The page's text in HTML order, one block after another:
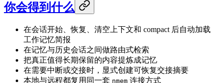
你会得到什么
在会话开始、恢复、清空上下文和 compact 后自动加载
工作记忆简报
在记忆与历史会话之间做路由式检索
把真正值得长期保留的内容提炼成记忆
在需要中断或交接时，显式创建可恢复交接摘要
本地与远程都复用同一套 nmem 连接方式